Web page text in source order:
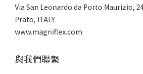
Via San Leonardo da Porto Maurizio, 2
Prato, ITALY
www.magniflex.com
與我們聯繫